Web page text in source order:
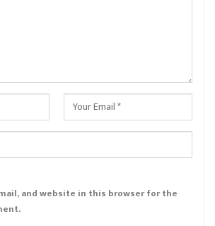
and website in this browser for the